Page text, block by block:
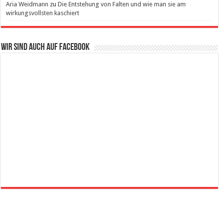
Aria Weidmann zuDie Entstehung von Falten und wie man sie am
wirkungsvollsten kaschiert
Wir sind auch auf Facebook